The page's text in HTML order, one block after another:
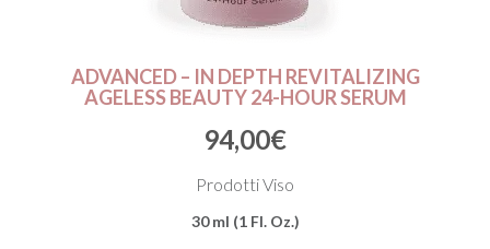
ADVANCED – IN DEPTH REVITALIZING
AGELESS BEAUTY 24-HOUR SERUM
94,00€
Prodotti Viso
30 ml (1 Fl. Oz.)